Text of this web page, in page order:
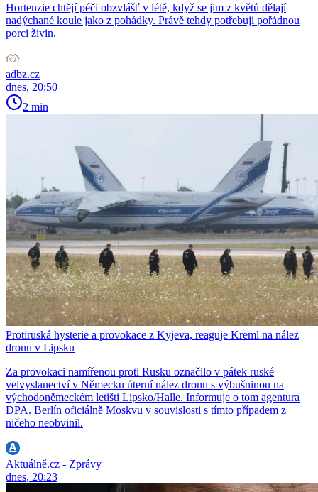
Hortenzie chtějí péči obzvlášť v létě, když se jim z květů dělají
nadýchané koule jako z pohádky. Právě tehdy potřebují pořádnou
porci živin.
adbz.cz
dnes, 20:50
2 min
Protiruská hysterie a provokace z Kyjeva, reaguje Kreml na nález
dronu v Lipsku
Za provokaci namířenou proti Rusku označilo v pátek ruské
velvyslanectví v Německu úterní nález dronu s výbušninou na
východoněmeckém letišti Lipsko/Halle. Informuje o tom agentura
DPA. Berlín oficiálně Moskvu v souvislosti s tímto případem z
ničeho neobvinil.
Aktuálně.cz - Zprávy
dnes, 20:23